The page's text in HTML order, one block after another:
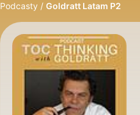
Podcasty Goldratt Latam P2